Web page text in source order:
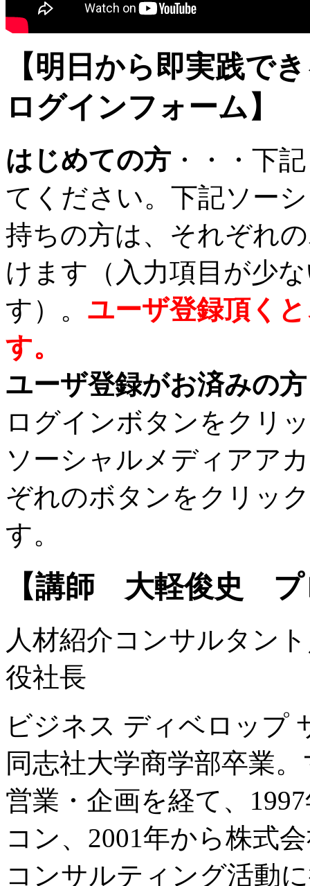
【明日から即実践
ログインフォーム】
はじめての方 ・・・下
てください。下記ソー
持ちの方は、それぞれ
けます（入力項目が少
す）。 ユーザ登録頂く
す。
ユーザ登録がお済みの方
ログインボタンをクリ
ソーシャルメディアア
ぞれのボタンをクリッ
す。
【講師 大軽俊史 プ
人材紹介コンサルタン
役社長
ビジネス ディベロップ
同志社大学商学部卒業
営業・企画を経て、
コン、2001年から株式
コンサルティング活動